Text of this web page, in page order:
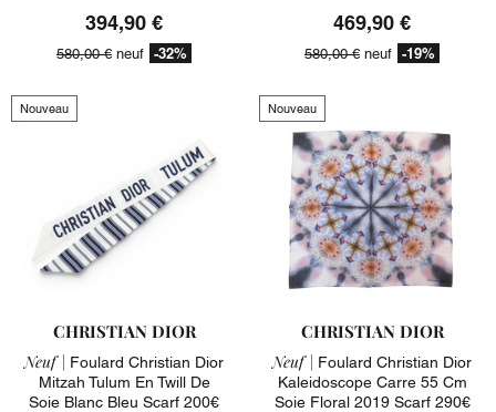
394,90 €
580,00 € neuf -32%
469,90 €
580,00 € neuf -19%
Nouveau
CHRISTIAN DIOR
Neuf | Foulard Christian Dior
Mitzah Tulum En Twill De
Soie Blanc Bleu Scarf 200€
Nouveau
CHRISTIAN DIOR
Neuf | Foulard Christian Dior
Kaleidoscope Carre 55 Cm
Soie Floral 2019 Scarf 290€